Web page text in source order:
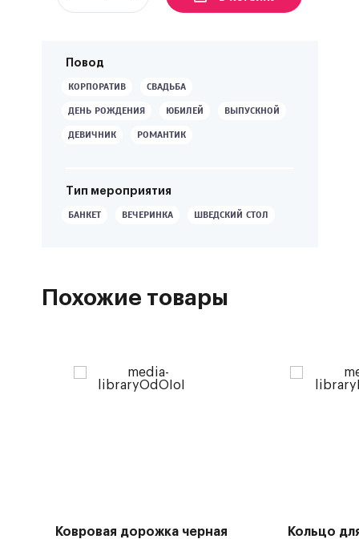
Повод
КОРПОРАТИВ СВАДЬБА
ДЕНЬ РОЖДЕНИЯ ЮБИЛЕЙ ВЫПУСКНОЙ
ДЕВИЧНИК РОМАНТИК
Тип мероприятия
БАНКЕТ ВЕЧЕРИНКА ШВЕДСКИЙ СТОЛ
Похожие товары
Ковровая дорожка черная
Кольцо